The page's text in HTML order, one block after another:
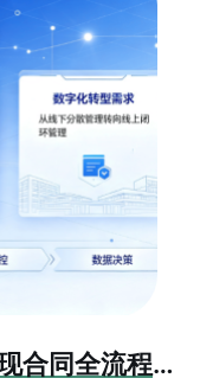
智慧校园合同管理系统：实现合同全流程数字化闭环管控